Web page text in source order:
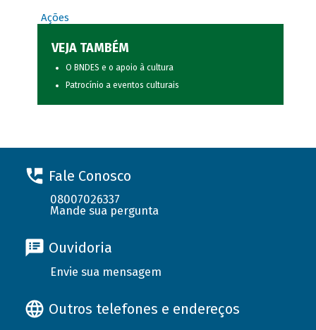
Ações
VEJA TAMBÉM
O BNDES e o apoio à cultura
Patrocínio a eventos culturais
Fale Conosco
08007026337
Mande sua pergunta
Ouvidoria
Envie sua mensagem
Outros telefones e endereços